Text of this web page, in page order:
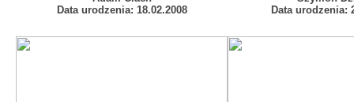
Data urodzenia: 18.02.2008
Data urodzenia: